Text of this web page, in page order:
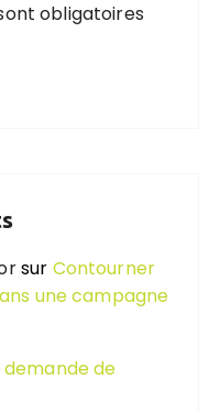
obligatoires
sur Contourner
une campagne
de